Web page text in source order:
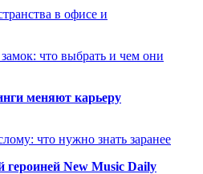
в офисе и
что выбрать и чем они
меняют карьеру
что нужно знать заранее
героиней New Music Daily